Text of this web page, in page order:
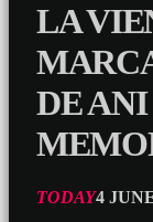
LA
DE
TODAY4